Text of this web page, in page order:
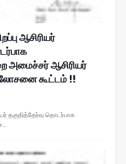
ஆசிரியர்
அமைச்சர் ஆசிரியர்
கூட்டம் !!
தகுதித்தேர்வு தொடர்பாக